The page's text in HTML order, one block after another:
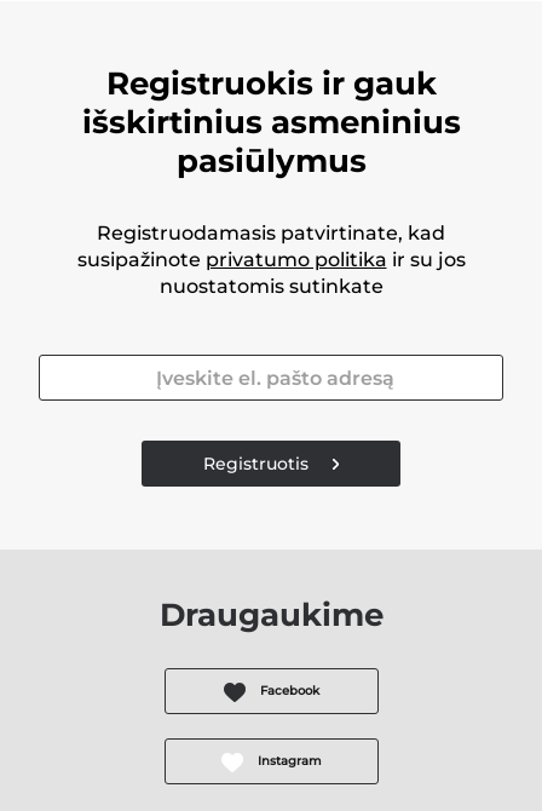
Registruokis ir gauk
išskirtinius asmeninius
pasiūlymus
Registruodamasis patvirtinate, kad
susipažinote privatumo politika ir su jos
nuostatomis sutinkate
Registruotis
Draugaukime
Facebook
Instagram